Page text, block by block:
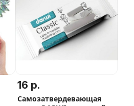
финишным покрытием.
soft при неправильном
высыхает. Необходимо
в родную упаковку и
пакет или контейнер.
16 р.
Самозатвердевающая